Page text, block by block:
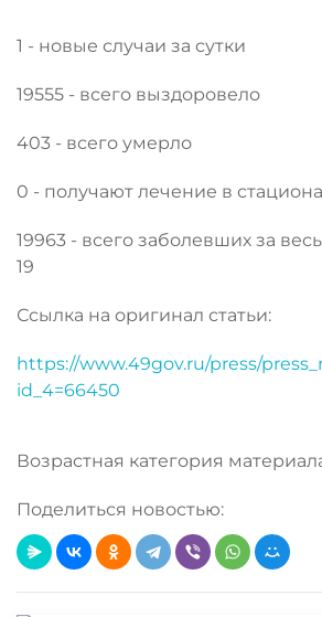
1 - новые случаи за сутки
19555 - всего выздоровело
403 - всего умерло
0 - получают лечение в
19963 - всего заболевших за
19
Ссылка на оригинал статьи:
https://www.49gov.ru/press/
id_4=66450
Возрастная категория
Поделиться новостью: